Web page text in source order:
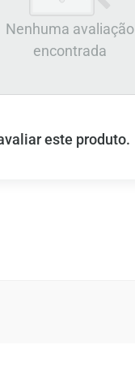
Nenhuma avaliação
encontrada
este produto.